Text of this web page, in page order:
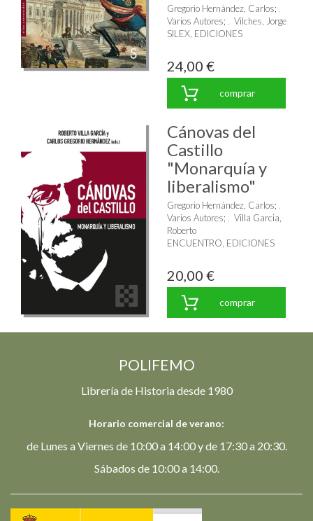
Gregorio Hernández, Carlos;
Varios Autores;
Vilches, Jorge
SILEX, EDICIONES
24,00 €
comprar
Cánovas del
Castillo
"Monarquía y
liberalismo"
Gregorio Hernández, Carlos;
Varios Autores;
Villa Garcia,
Roberto
ENCUENTRO, EDICIONES
20,00 €
comprar
POLIFEMO
Librería de Historia desde 1980
Horario comercial de verano:
de Lunes a Viernes de 10:00 a 14:00 y de 17:30 a 20:30.
Sábados de 10:00 a 14:00.